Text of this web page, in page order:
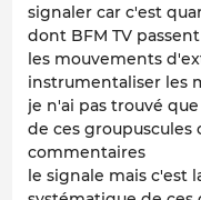
signaler car c'est
dont BFM TV
les mouvements
instrumentaliser les
je n'ai pas trouvé
de ces groupuscules
commentaires
le signale mais c'est